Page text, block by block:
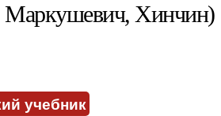
Маркушевич, Хинчин)
учебник